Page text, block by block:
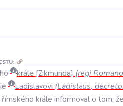
krále Zikmunda (regi
Ladislavovi (Ladislaus,
římského krále informovalo tom, že